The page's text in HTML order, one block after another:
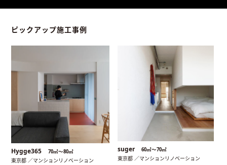
ピックアップ施工事例
Hygge365 70㎡〜80㎡
東京都 ／マンションリノベーション
suger 60㎡〜70㎡
東京都 ／マンションリノベーション